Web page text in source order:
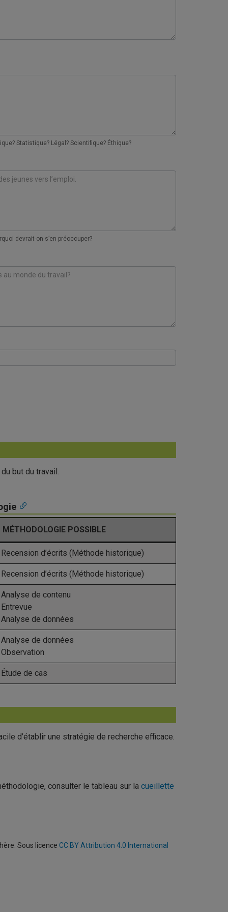
Statistique? Légal? Scientifique? Éthique?
devrait-on s’en préoccuper?
but du travail.
MÉTHODOLOGIE POSSIBLE
Recension d’écrits (Méthode historique)
Recension d’écrits (Méthode historique)
Analyse de contenu
Entrevue
Analyse de données
Analyse de données
Observation
Étude de cas
d’établir une stratégie de recherche efficace.
consulter le tableau sur la cueillette
Sous licence CC BY Attribution 4.0 International